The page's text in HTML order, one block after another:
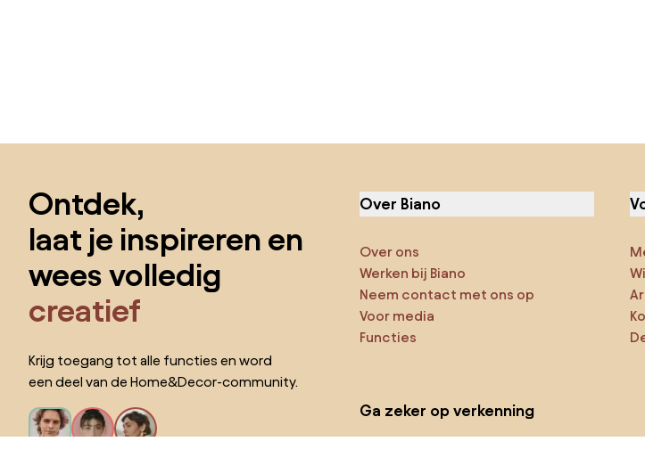
Ontdek,
laat je inspireren en
wees volledig
creatief
Krijg toegang tot alle functies en word
een deel van de Home&Decor-community.
Over Biano
Over ons
Werken bij Biano
Neem contact met ons op
Voor media
Functies
Ga zeker op verkenning